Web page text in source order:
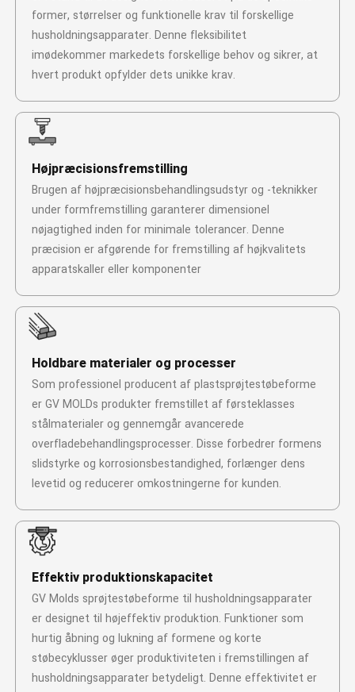
former, størrelser og funktionelle krav til forskellige
husholdningsapparater. Denne fleksibilitet
imødekommer markedets forskellige behov og sikrer, at
hvert produkt opfylder dets unikke krav.
Højpræcisionsfremstilling
Brugen af ​​højpræcisionsbehandlingsudstyr og -teknikker
under formfremstilling garanterer dimensionel
nøjagtighed inden for minimale tolerancer. Denne
præcision er afgørende for fremstilling af højkvalitets
apparatskaller eller komponenter
Holdbare materialer og processer
Som professionel producent af plastsprøjtestøbeforme
er GV MOLDs produkter fremstillet af førsteklasses
stålmaterialer og gennemgår avancerede
overfladebehandlingsprocesser. Disse forbedrer formens
slidstyrke og korrosionsbestandighed, forlænger dens
levetid og reducerer omkostningerne for kunden.
Effektiv produktionskapacitet
GV Molds sprøjtestøbeforme til husholdningsapparater
er designet til højeffektiv produktion. Funktioner som
hurtig åbning og lukning af formene og korte
støbecyklusser øger produktiviteten i fremstillingen af ​​
husholdningsapparater betydeligt. Denne effektivitet er